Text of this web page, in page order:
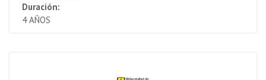
Duración:
4 AÑOS